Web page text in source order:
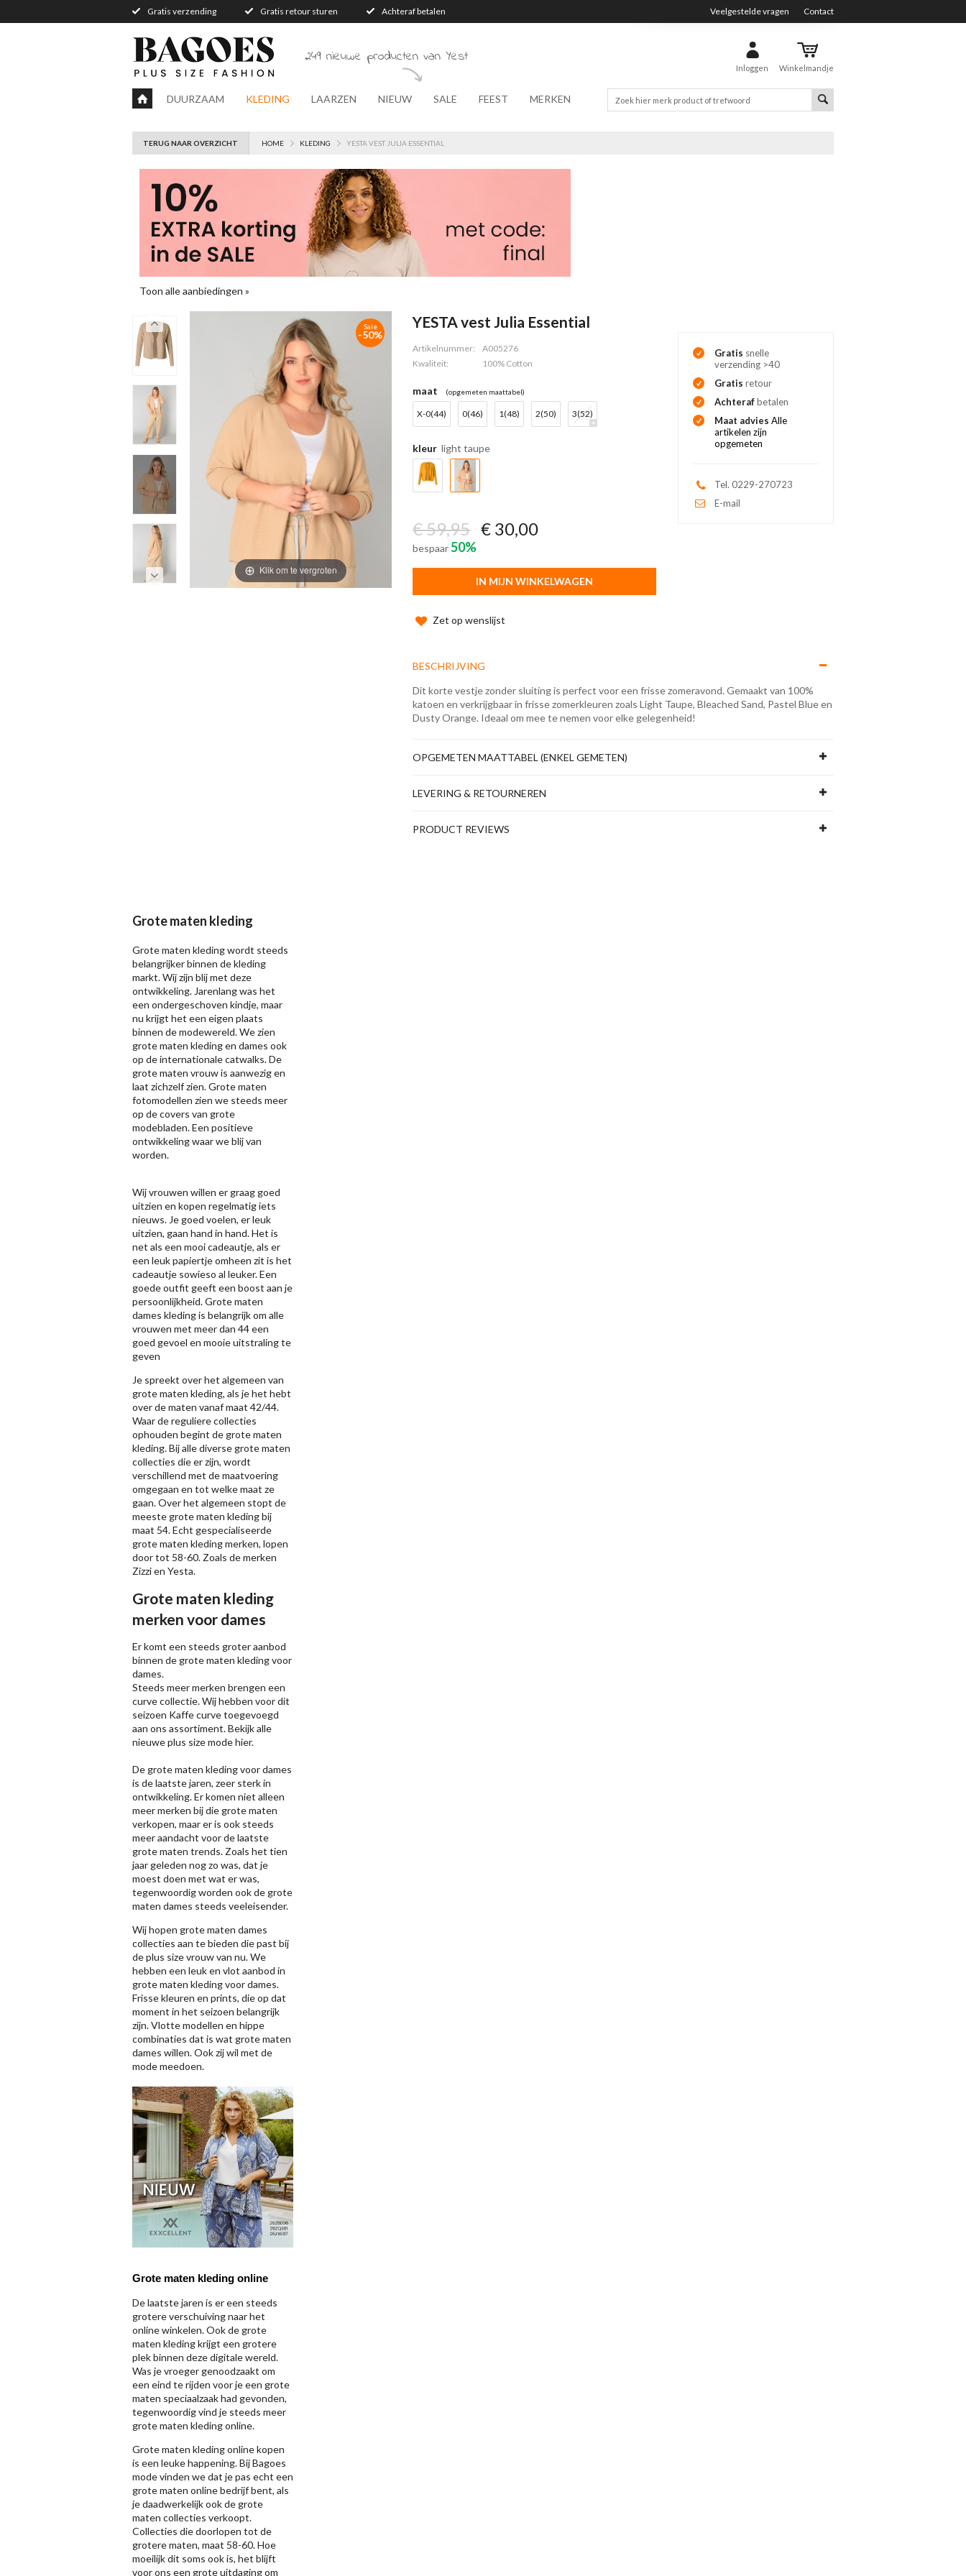
Gratis verzending Gratis retour sturen Achteraf betalen Veelgestelde vragen Contact
Inloggen Winkelmandje
249 nieuwe producten van Yest
DUURZAAM KLEDING LAARZEN NIEUW SALE FEEST MERKEN
TERUG NAAR OVERZICHT HOME KLEDING YESTA VEST JULIA ESSENTIAL
Toon alle aanbiedingen »
Klik om te vergroten
Sale
-50%
YESTA vest Julia Essential
Artikelnummer:
A005276
Kwaliteit:
100% Cotton
maat (opgemeten maattabel)
X-0(44) 0(46) 1(48) 2(50) 3(52)
kleur light taupe
€ 59,95 € 30,00
bespaar50%
IN MIJN WINKELWAGEN
Zet op wenslijst
Gratis snelle
verzending >40
Gratis retour
Achterafbetalen
Maat adviesAlle
artikelen zijn
opgemeten
Tel. 0229-270723
E-mail
BESCHRIJVING
Dit korte vestje zonder sluiting is perfect voor een frisse zomeravond. Gemaakt van 100%
katoen en verkrijgbaar in frisse zomerkleuren zoals Light Taupe, Bleached Sand, Pastel Blue en
Dusty Orange. Ideaal om mee te nemen voor elke gelegenheid!
OPGEMETEN MAATTABEL (ENKEL GEMETEN)
LEVERING & RETOURNEREN
PRODUCT REVIEWS
Grote maten kleding
Grote maten kleding wordt steeds
belangrijker binnen de kleding
markt. Wij zijn blij met deze
ontwikkeling. Jarenlang was het
een ondergeschoven kindje, maar
nu krijgt het een eigen plaats
binnen de modewereld. We zien
grote maten kleding en dames ook
op de internationale catwalks. De
grote maten vrouw is aanwezig en
laat zichzelf zien. Grote maten
fotomodellen zien we steeds meer
op de covers van grote
modebladen. Een positieve
ontwikkeling waar we blij van
worden.
Wij vrouwen willen er graag goed
uitzien en kopen regelmatig iets
nieuws. Je goed voelen, er leuk
uitzien, gaan hand in hand. Het is
net als een mooi cadeautje, als er
een leuk papiertje omheen zit is het
cadeautje sowieso al leuker. Een
goede outfit geeft een boost aan je
persoonlijkheid. Grote maten
dames kleding is belangrijk om alle
vrouwen met meer dan 44 een
goed gevoel en mooie uitstraling te
geven
Je spreekt over het algemeen van
grote maten kleding, als je het hebt
over de maten vanaf maat 42/44.
Waar de reguliere collecties
ophouden begint de grote maten
kleding. Bij alle diverse grote maten
collecties die er zijn, wordt
verschillend met de maatvoering
omgegaan en tot welke maat ze
gaan. Over het algemeen stopt de
meeste grote maten kleding bij
maat 54. Echt gespecialiseerde
grote maten kleding merken, lopen
door tot 58-60. Zoals de merken
Zizzien Yesta.
Grote maten kleding
merken voor dames
Er komt een steeds groter aanbod
binnen de grote maten kleding voor
dames.
Steeds meer merken brengen een
curve collectie. Wij hebben voor dit
seizoen Kaffecurve toegevoegd
aan ons assortiment. Bekijk alle
nieuweplus size modehier.
De grote maten kleding voor dames
is de laatste jaren, zeer sterk in
ontwikkeling. Er komen niet alleen
meer merken bij die grote maten
verkopen, maar er is ook steeds
meer aandacht voor de laatste
grote maten trends. Zoals het tien
jaar geleden nog zo was, dat je
moest doen met wat er was,
tegenwoordig worden ook de grote
maten dames steeds veeleisender.
Wij hopen grote maten dames
collecties aan te bieden die past bij
de plus size vrouw van nu. We
hebben een leuk en vlot aanbod in
grote maten kleding voor dames.
Frisse kleuren en prints, die op dat
moment in het seizoen belangrijk
zijn. Vlotte modellen en hippe
combinaties dat is wat grote maten
dames willen. Ook zij wil met de
mode meedoen.
Grote maten kleding online
De laatste jaren is er een steeds
grotere verschuiving naar het
online winkelen. Ook de grote
maten kleding krijgt een grotere
plek binnen deze digitale wereld.
Was je vroeger genoodzaakt om
een eind te rijden voor je een grote
maten speciaalzaak had gevonden,
tegenwoordig vind je steeds meer
grote maten kleding online.
Grote maten kleding online kopen
is een leuke happening. Bij Bagoes
mode vinden we dat je pas echt een
grote maten online bedrijf bent, als
je daadwerkelijk ook de grote
maten collecties verkoopt.
Collecties die doorlopen tot de
grotere maten, maat 58-60. Hoe
moeilijk dit soms ook is, het blijft
voor ons een grote uitdaging om